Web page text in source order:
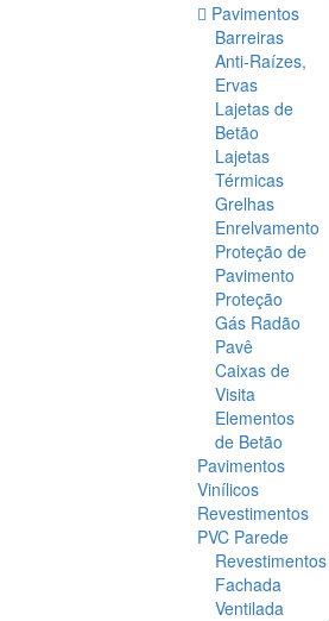
Pavimentos
Barreiras
Anti-Raízes,
Ervas
Lajetas de
Betão
Lajetas
Térmicas
Grelhas
Enrelvamento
Proteção de
Pavimento
Proteção
Gás Radão
Pavê
Caixas de
Visita
Elementos
de Betão
Pavimentos
Vinílicos
Revestimentos
PVC Parede
Revestimentos
Fachada
Ventilada